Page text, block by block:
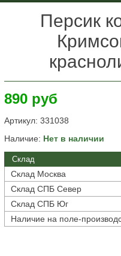
Персик
890 руб
Артикул: 331038
Наличие: Нет в наличии
Склад
Склад Москва
Склад СПБ Север
Склад СПБ Юг
Наличие на поле-